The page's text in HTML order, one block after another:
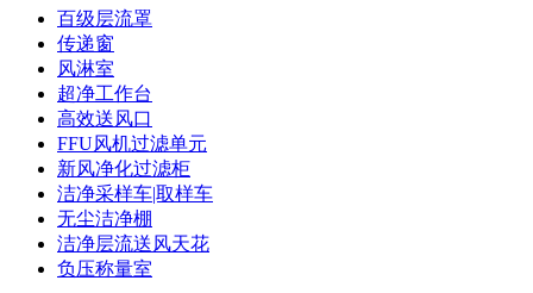
百级层流罩
传递窗
风淋室
超净工作台
高效送风口
FFU风机过滤单元
新风净化过滤柜
洁净采样车|取样车
无尘洁净棚
洁净层流送风天花
负压称量室